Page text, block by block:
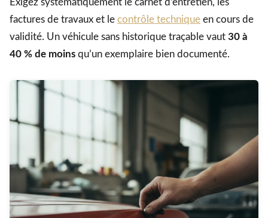
factures de travaux et le contrôle technique en cours de
validité. Un véhicule sans historique traçable vaut 30 à
40 % de moins qu’un exemplaire bien documenté.